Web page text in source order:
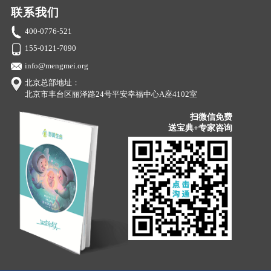
联系我们
400-0776-521
155-0121-7090
info@mengmei.org
北京总部地址：
北京市丰台区丽泽路24号平安幸福中心A座4102室
扫微信免费
送宝典+专家咨询